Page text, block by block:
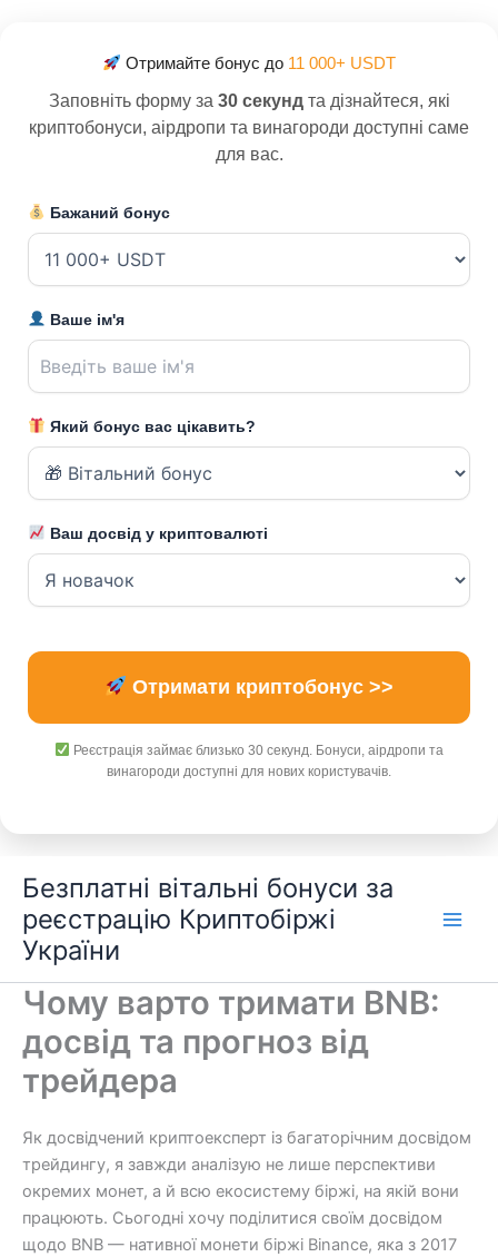
Отримайте бонус до 11 000+ USDT
Заповніть форму за 30 секундта дізнайтеся, які
криптобонуси, аірдропи та винагороди доступні саме
для вас.
Бажаний бонус
Ваше ім'я
Який бонус вас цікавить?
Ваш досвід у криптовалюті
Отримати криптобонус >>
Реєстрація займає близько 30 секунд. Бонуси, аірдропи та
винагороди доступні для нових користувачів.
вмісту
Безплатні вітальні бонуси за
реєстрацію Криптобіржі
України
Чому варто тримати BNB:
досвід та прогноз від
трейдера
Як досвідчений криптоексперт із багаторічним досвідом
трейдингу, я завжди аналізую не лише перспективи
окремих монет, а й всю екосистему біржі, на якій вони
працюють. Сьогодні хочу поділитися своїм досвідом
щодо BNB — нативної монети біржі Binance, яка з 2017